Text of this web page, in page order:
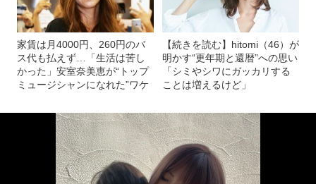
家賃は月4000円、260円のバ
ス代も払えず…「生活は苦し
かった」安室奈美恵が“トップ
ミュージシャンになれた”ワケ
【続きを読む】hitomi（46）が
明かす“更年期と還暦”への思い
「シミやシワにガッカリする
ことは増えるけど」